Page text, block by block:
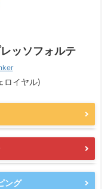
ッソフォルテ
ロイヤル)
ング